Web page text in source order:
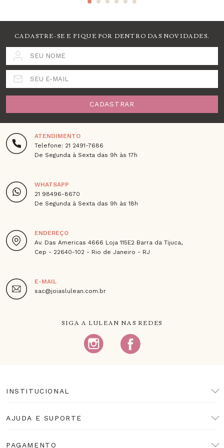
CADASTRE-SE E FIQUE POR DENTRO DAS NOVIDADES.
SEU NOME
SEU E-MAIL
CADASTRAR
ATENDIMENTO
Telefone: 21 2491-7686
De Segunda à Sexta das 9h às 17h
WHATSAPP
21 98496-8670
De Segunda à Sexta das 9h às 18h
ENDEREÇO
Av. Das Americas 4666 Loja 115E2 Barra da Tijuca,
Cep - 22640-102 - Rio de Janeiro - RJ
E-MAIL
sac@joiaslulean.com.br
SIGA A LULEAN NAS REDES
INSTITUCIONAL
AJUDA E SUPORTE
PAGAMENTO